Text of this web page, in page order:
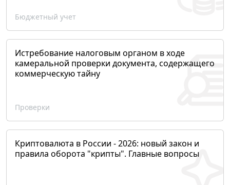
Бюджетный учет
Истребование налоговым органом в ходе
камеральной проверки документа, содержащего
коммерческую тайну
Проверки
Криптовалюта в России - 2026: новый закон и
правила оборота "крипты". Главные вопросы